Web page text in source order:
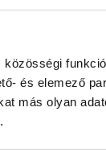
és elemező
más olyan
lehetünk
a politikai
cégek
beszéltek.
a
sikeres legyen
nyert, ahol a